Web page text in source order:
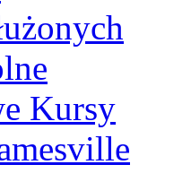
Kursy